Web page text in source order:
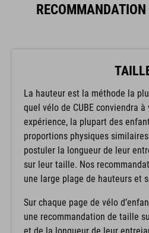
La hauteur est la méthode la
quel vélo de CUBE conviendra
expérience, la plupart des
proportions physiques
postuler la longueur de leur
sur leur taille. Nos
une large plage de hauteurs et
Sur chaque page de vélo
une recommandation de taille
et de la longueur de leur